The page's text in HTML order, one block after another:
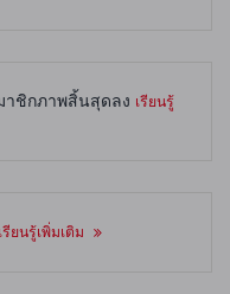
าชิกภาพสิ้นสุดลง เรียนรู้
เรียนรู้เพิ่มเติม